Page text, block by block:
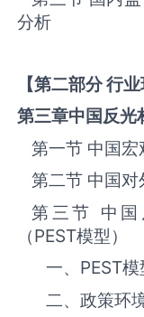
分析
【第二部分 行
第三章中国反光
第一节 中国
第二节 中国
第三节 中
（PEST模型）
一、 PEST模
二、政策环